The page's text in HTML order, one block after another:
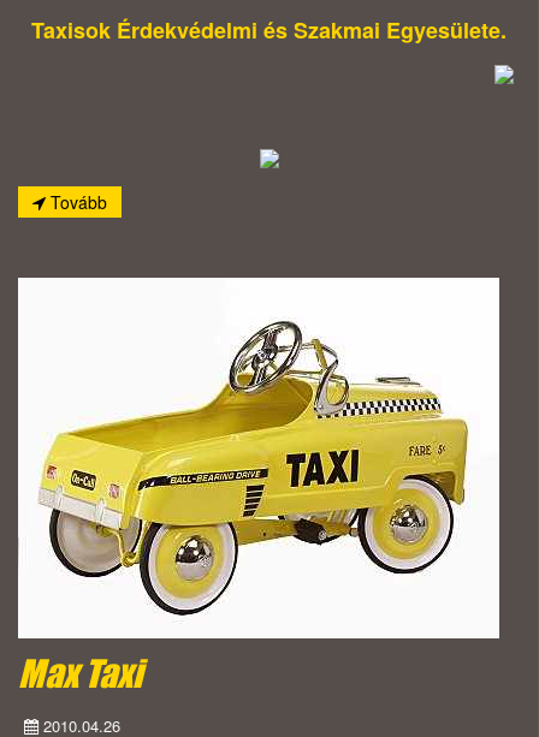
Taxisok Érdekvédelmi és Szakmai Egyesülete.
Tovább
Max Taxi
2010.04.26